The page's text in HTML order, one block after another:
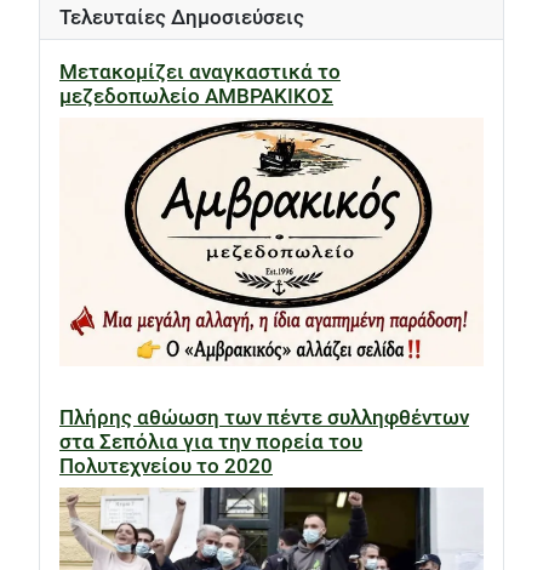
Τελευταίες Δημοσιεύσεις
Μετακομίζει αναγκαστικά το
μεζεδοπωλείο ΑΜΒΡΑΚΙΚΟΣ
Πλήρης αθώωση των πέντε συλληφθέντων
στα Σεπόλια για την πορεία του
Πολυτεχνείου το 2020